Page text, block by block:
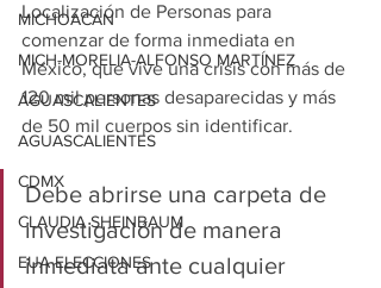
MICHOACÁN
MICH-MORELIA-ALFONSO MARTÍNEZ
AGUASCALIENTES
AGUASCALIENTES
CDMX
CLAUDIA SHEINBAUM
EUA ELECCIONES
Localización de Personas para
comenzar de forma inmediata en
México, que vive una crisis con más de
120 mil personas desaparecidas y más
de 50 mil cuerpos sin identificar.
Debe abrirse una carpeta de
investigación de manera
inmediata ante cualquier